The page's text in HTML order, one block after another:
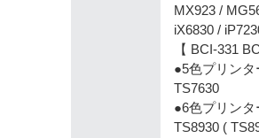
MX923 /
iX6830 /
【 BCI-331
●5色プリンタ
TS7630
●6色プリンタ
TS8930 (